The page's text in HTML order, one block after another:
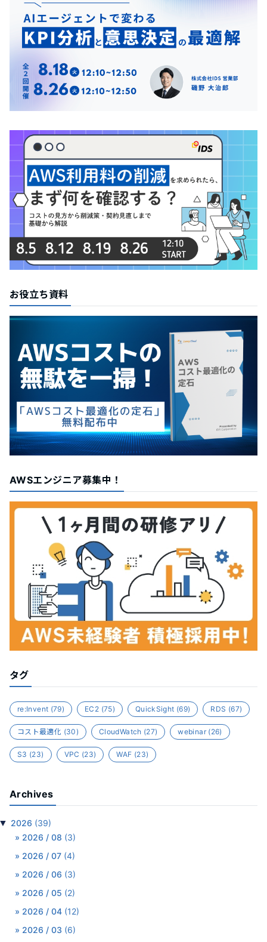
お役立ち資料
AWSエンジニア募集中！
タグ
re:Invent (79) EC2 (75) QuickSight (69) RDS (67)
コスト最適化 (30) CloudWatch (27) webinar(26)
S3 (23) VPC (23) WAF (23)
Archives
2026 (39)
2026 / 08 (3)
2026 / 07 (4)
2026 / 06 (3)
2026 / 05 (2)
2026 / 04 (12)
2026 / 03 (6)